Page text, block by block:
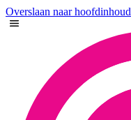
Overslaan naar hoofdinhoud